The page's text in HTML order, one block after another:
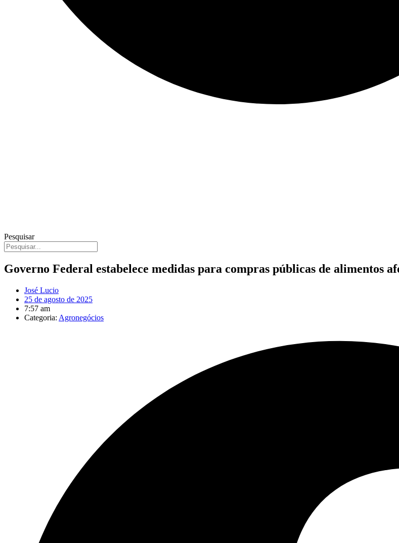
Pesquisar
Governo Federal estabelece medidas para compras públicas de alimentos
José Lucio
25 de agosto de 2025
7:57 am
Categoria: Agronegócios